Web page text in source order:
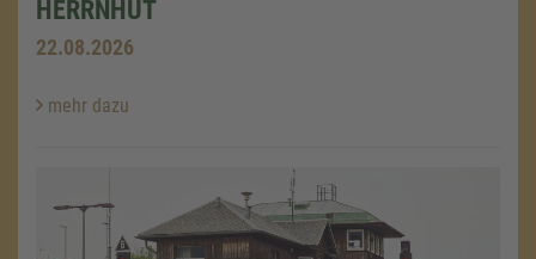
HERRNHUT
22.08.2026
mehr dazu